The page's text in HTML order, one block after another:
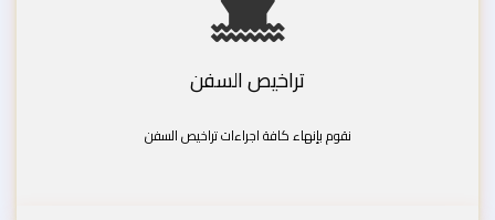
تراخيص السفن
نقوم بإنهاء كافة اجراءات تراخيص السفن